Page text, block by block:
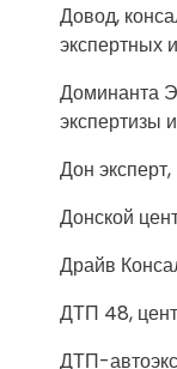
Довод,
экспертных
Доминанта
экспертизы
Дон
Донской
Драйв
ДТП 48,
ДТП-